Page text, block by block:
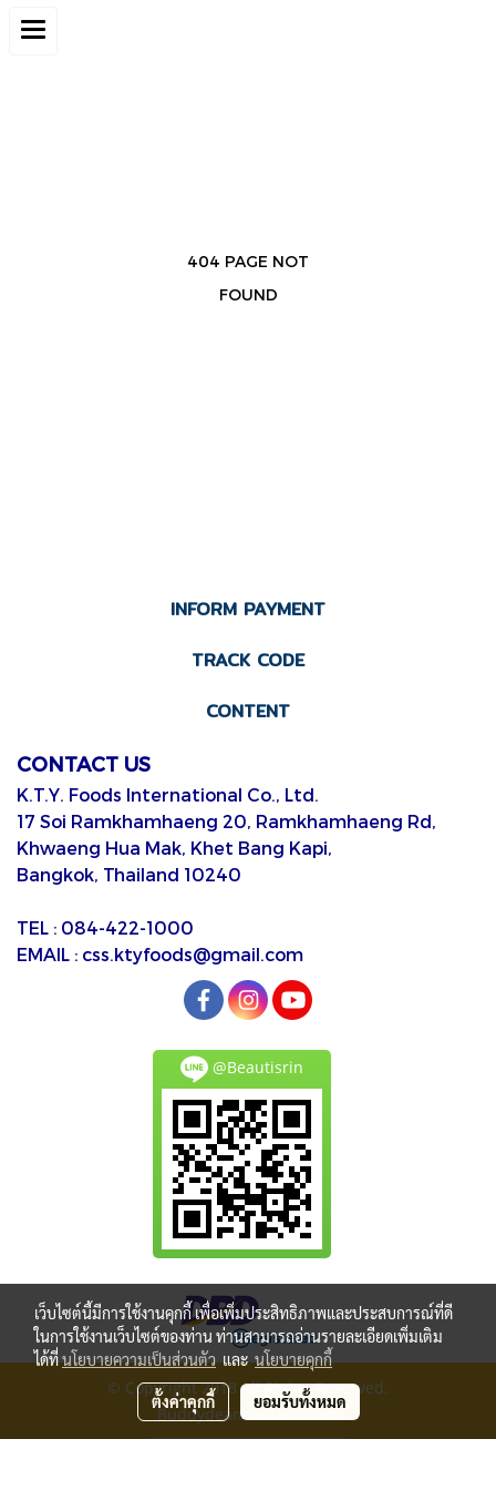
404 PAGE NOT
FOUND
INFORM PAYMENT
TRACK CODE
CONTENT
CONTACT US
K.T.Y. Foods International Co., Ltd.
17 Soi Ramkhamhaeng 20, Ramkhamhaeng Rd,
Khwaeng Hua Mak, Khet Bang Kapi,
Bangkok, Thailand 10240
TEL : 084-422-1000
EMAIL : css.ktyfoods@gmail.com
@Beautisrin
© Copyright 2018 All Rights Reserved.
Buddydeanthailand.com
เว็บไซต์นี้มีการใช้งานคุกกี้ เพื่อเพิ่มประสิทธิภาพและประสบการณ์ที่ดี
ในการใช้งานเว็บไซต์ของท่าน ท่านสามารถอ่านรายละเอียดเพิ่มเติม
ได้ที่นโยบายความเป็นส่วนตัวและนโยบายคุกกี้
ตั้งค่าคุกกี้ ยอมรับทั้งหมด